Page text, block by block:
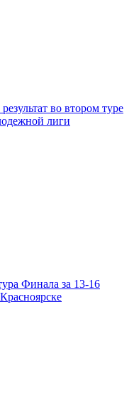
во втором туре
лиги
Финала за 13-16